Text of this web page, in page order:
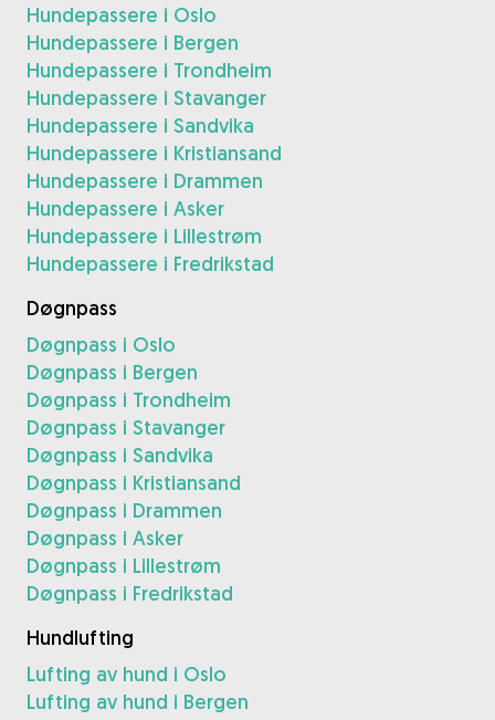
Hundepassere i Oslo
Hundepassere i Bergen
Hundepassere i Trondheim
Hundepassere i Stavanger
Hundepassere i Sandvika
Hundepassere i Kristiansand
Hundepassere i Drammen
Hundepassere i Asker
Hundepassere i Lillestrøm
Hundepassere i Fredrikstad
Døgnpass
Døgnpass i Oslo
Døgnpass i Bergen
Døgnpass i Trondheim
Døgnpass i Stavanger
Døgnpass i Sandvika
Døgnpass i Kristiansand
Døgnpass i Drammen
Døgnpass i Asker
Døgnpass i Lillestrøm
Døgnpass i Fredrikstad
Hundlufting
Lufting av hund i Oslo
Lufting av hund i Bergen